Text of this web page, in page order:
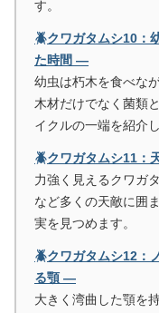
す。
🪲クワガタムシ10：
た時間 ―
幼虫は朽木を食べな
木材だけでなく菌類
イクルの一端を紹介し
🪲クワガタムシ11
力強く見えるクワガ
など多くの天敵に囲
実を見つめます。
🪲クワガタムシ12：
る顎 ―
大きく湾曲した顎を